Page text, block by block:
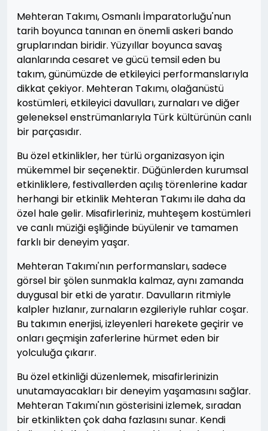
Mehteran Takımı, Osmanlı İmparatorluğu'nun
tarih boyunca tanınan en önemli askeri bando
gruplarından biridir. Yüzyıllar boyunca savaş
alanlarında cesaret ve gücü temsil eden bu
takım, günümüzde de etkileyici performanslarıyla
dikkat çekiyor. Mehteran Takımı, olağanüstü
kostümleri, etkileyici davulları, zurnaları ve diğer
geleneksel enstrümanlarıyla Türk kültürünün canlı
bir parçasıdır.
Bu özel etkinlikler, her türlü organizasyon için
mükemmel bir seçenektir. Düğünlerden kurumsal
etkinliklere, festivallerden açılış törenlerine kadar
herhangi bir etkinlik Mehteran Takımı ile daha da
özel hale gelir. Misafirleriniz, muhteşem kostümleri
ve canlı müziği eşliğinde büyülenir ve tamamen
farklı bir deneyim yaşar.
Mehteran Takımı'nın performansları, sadece
görsel bir şölen sunmakla kalmaz, aynı zamanda
duygusal bir etki de yaratır. Davulların ritmiyle
kalpler hızlanır, zurnaların ezgileriyle ruhlar coşar.
Bu takımın enerjisi, izleyenleri harekete geçirir ve
onları geçmişin zaferlerine hürmet eden bir
yolculuğa çıkarır.
Bu özel etkinliği düzenlemek, misafirlerinizin
unutamayacakları bir deneyim yaşamasını sağlar.
Mehteran Takımı'nın gösterisini izlemek, sıradan
bir etkinlikten çok daha fazlasını sunar. Kendi